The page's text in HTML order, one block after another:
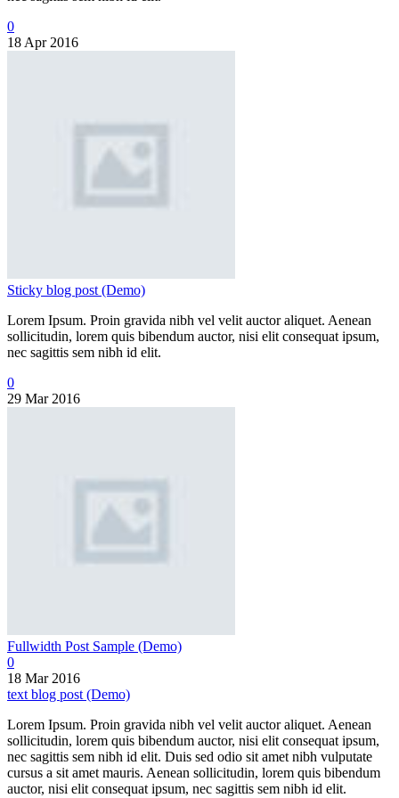
0
18 Apr 2016
Sticky blog post (Demo)
Lorem Ipsum. Proin gravida nibh vel velit auctor aliquet. Aenean
sollicitudin, lorem quis bibendum auctor, nisi elit consequat ipsum,
nec sagittis sem nibh id elit.
0
29 Mar 2016
Fullwidth Post Sample (Demo)
0
18 Mar 2016
text blog post (Demo)
Lorem Ipsum. Proin gravida nibh vel velit auctor aliquet. Aenean
sollicitudin, lorem quis bibendum auctor, nisi elit consequat ipsum,
nec sagittis sem nibh id elit. Duis sed odio sit amet nibh vulputate
cursus a sit amet mauris. Aenean sollicitudin, lorem quis bibendum
auctor, nisi elit consequat ipsum, nec sagittis sem nibh id elit.